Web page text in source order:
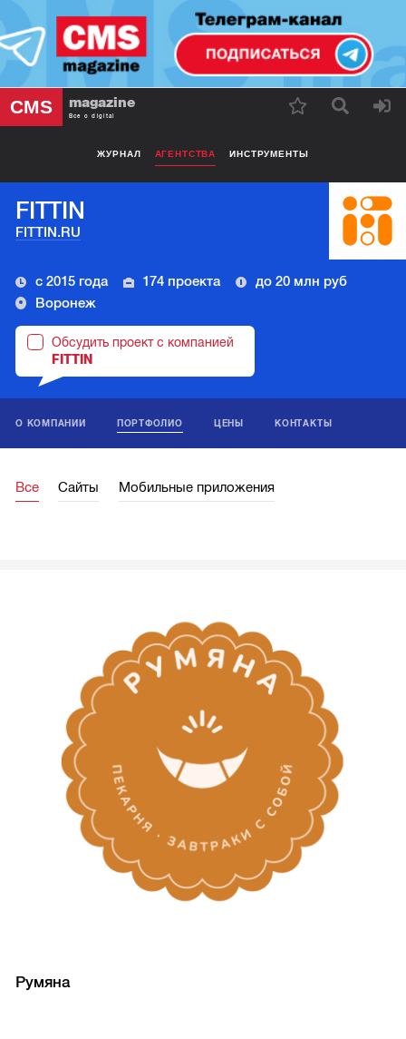
CMS magazine
Все о digital
ЖУРНАЛ АГЕНТСТВА ИНСТРУМЕНТЫ
FITTIN
FITTIN.RU
с 2015 года 174 проекта
до 20 млн руб
Воронеж
Обсудить проект с компанией
FITTIN
О КОМПАНИИ ПОРТФОЛИО ЦЕНЫ КОНТАКТЫ
Все Сайты Мобильные приложения
Румяна